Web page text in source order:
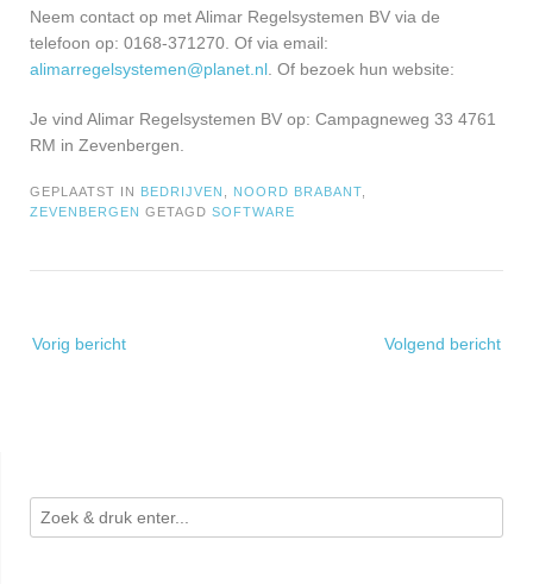
Neem contact op met Alimar Regelsystemen BV via de
telefoon op: 0168-371270. Of via email:
alimarregelsystemen@planet.nl . Of bezoek hun website:
Je vind Alimar Regelsystemen BV op: Campagneweg 33 4761
RM in Zevenbergen.
GEPLAATST IN BEDRIJVEN NOORD BRABANT
ZEVENBERGEN GETAGD SOFTWARE
navigatie
Vorig bericht Volgend bericht